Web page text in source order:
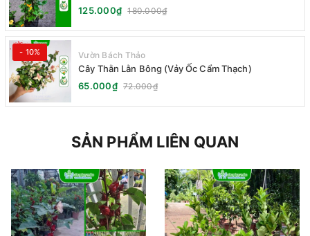
125.000₫ 180.000₫
- 10% Vườn Bách Thảo
Cây Thằn Lằn Bông (Vảy Ốc Cẩm Thạch)
65.000₫ 72.000₫
SẢN PHẨM LIÊN QUAN